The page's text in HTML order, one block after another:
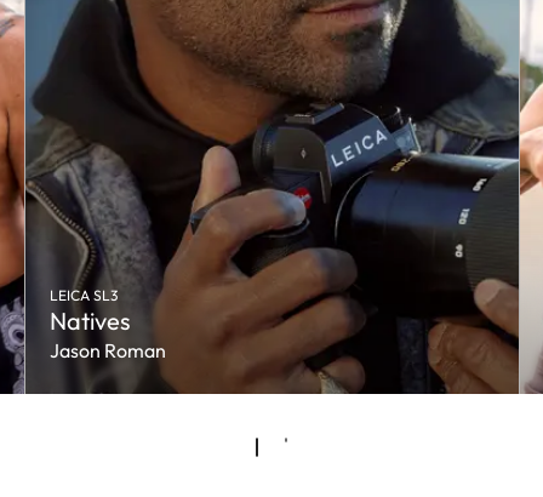
LEICA SL3
Natives
Jason Roman